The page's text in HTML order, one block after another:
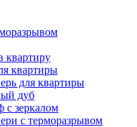
квартиру
квартиры
для квартиры
дуб
с зеркалом
с терморазрывом